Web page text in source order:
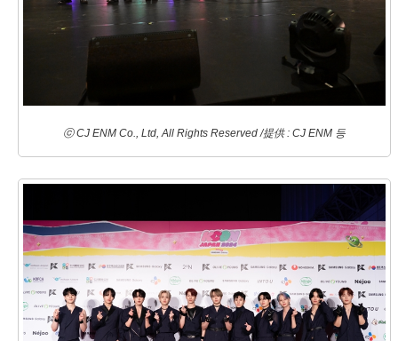
ⓒ CJ ENM Co., Ltd, All Rights Reserved /提供 : CJ ENM 등